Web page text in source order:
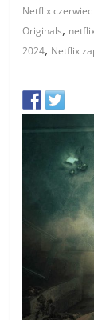
Netflix
Originals,
2024, Netflix